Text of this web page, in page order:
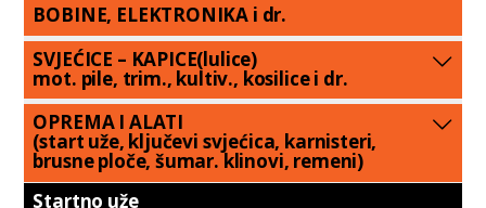
BOBINE, ELEKTRONIKA i dr.
SVJEĆICE – KAPICE(lulice)
mot. pile, trim., kultiv., kosilice i dr.
OPREMA I ALATI
(start uže, ključevi svjećica, karnisteri,
brusne ploče, šumar. klinovi, remeni)
Startno uže